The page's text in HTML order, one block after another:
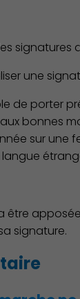
signatures
une
de porter
bonnes
sur une
être
signature.